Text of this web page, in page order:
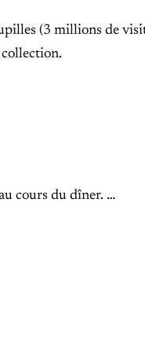
(3 millions de
cours du dîner. …